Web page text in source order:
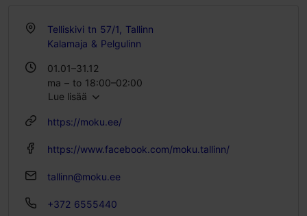
Telliskivi tn 57/1, Tallinn
Kalamaja & Pelgulinn
01.01–31.12
ma – to 18:00–02:00
pe – la 18:00–03:00
Lue lisää
https://moku.ee/
https://www.facebook.com/moku.tallinn/
tallinn@moku.ee
+372 6555440